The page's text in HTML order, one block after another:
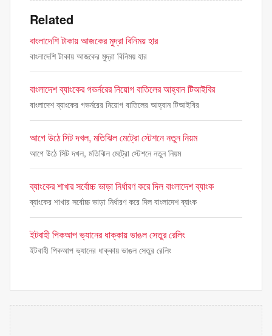
Related
বাংলাদেশি টাকায় আজকের মুদ্রা বিনিময় হার
বাংলাদেশি টাকায় আজকের মুদ্রা বিনিময় হার
বাংলাদেশ ব্যাংকের গভর্নরের নিয়োগ বাতিলের আহ্বান টিআইবির
বাংলাদেশ ব্যাংকের গভর্নরের নিয়োগ বাতিলের আহ্বান টিআইবির
আগে উঠে সিট দখল, মতিঝিল মেট্রো স্টেশনে নতুন নিয়ম
আগে উঠে সিট দখল, মতিঝিল মেট্রো স্টেশনে নতুন নিয়ম
ব্যাংকের শাখার সর্বোচ্চ ভাড়া নির্ধারণ করে দিল বাংলাদেশ ব্যাংক
ব্যাংকের শাখার সর্বোচ্চ ভাড়া নির্ধারণ করে দিল বাংলাদেশ ব্যাংক
ইটবাহী পিকআপ ভ্যানের ধাক্কায় ভাঙল সেতুর রেলিং
ইটবাহী পিকআপ ভ্যানের ধাক্কায় ভাঙল সেতুর রেলিং